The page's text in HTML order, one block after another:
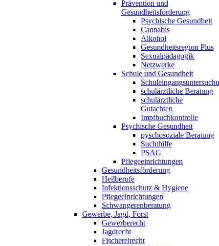
Prävention und
Gesundheitsförderung
Psychische Gesundheit
Cannabis
Alkohol
Gesundheitsregion Plus
Sexualpädagogik
Netzwerke
Schule und Gesundheit
schulärztliche Beratung
schulärztliche
Gutachten
Impfbuchkontrolle
Psychische Gesundheit
pyschosoziale Beratung
Suchthilfe
PSAG
Pflegeeinrichtungen
Gesundheitsförderung
Heilberufe
Infektionsschutz & Hygiene
Pflegeeinrichtungen
Schwangerenberatung
Gewerbe, Jagd, Forst
Gewerberecht
Jagdrecht
Fischereirecht